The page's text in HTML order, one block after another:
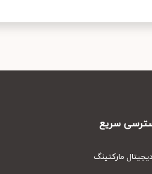
سریع
مارکتینگ